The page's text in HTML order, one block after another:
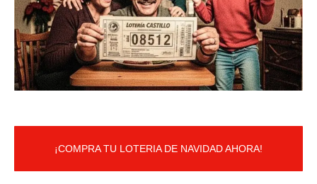
¡COMPRA TU LOTERIA DE NAVIDAD AHORA!